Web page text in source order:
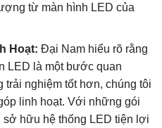
từ màn hình LED của
Hoạt: Đại Nam hiểu rõ rằng
LED là một bước quan
trải nghiệm tốt hơn, chúng tôi
linh hoạt. Với những gói
sở hữu hệ thống LED tiện lợi